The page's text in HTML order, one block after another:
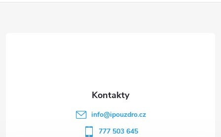
info@ipouzdro.cz
777 503 645